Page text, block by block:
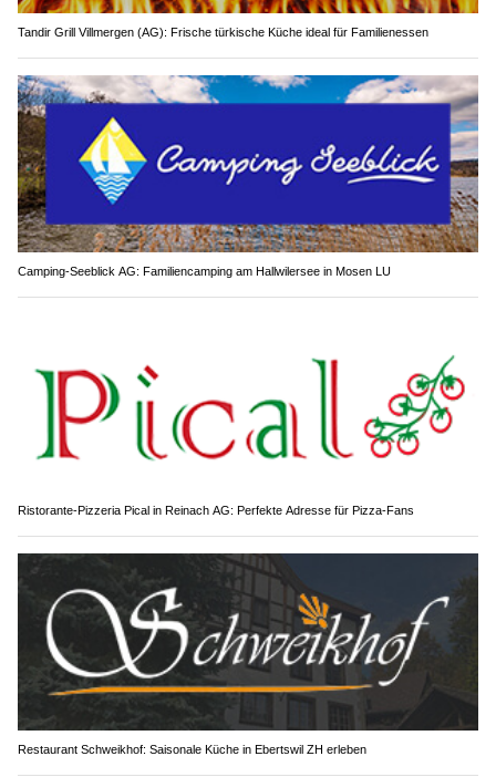
Tandir Grill Villmergen (AG): Frische türkische Küche ideal für Familienessen
Camping-Seeblick AG: Familiencamping am Hallwilersee in Mosen LU
Ristorante-Pizzeria Pical in Reinach AG: Perfekte Adresse für Pizza-Fans
Restaurant Schweikhof: Saisonale Küche in Ebertswil ZH erleben